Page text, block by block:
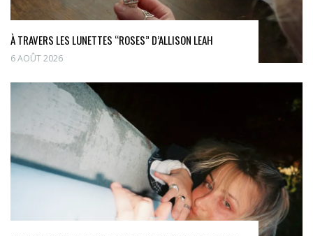
À TRAVERS LES LUNETTES “ROSES” D’ALLISON LEAH
6 AOÛT 2026